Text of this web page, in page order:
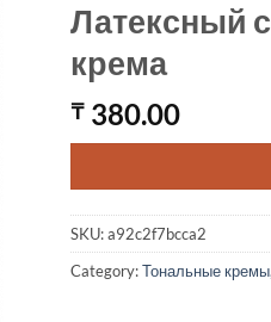
Латексный
крема
₸380.00
SKU:a92c2f7bcca2
Category:Тональные